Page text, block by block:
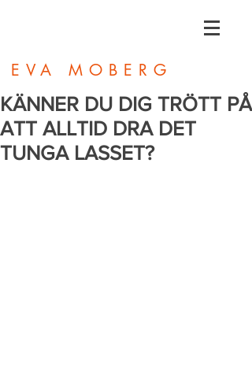
EVA MOBERG
KÄNNER DU DIG TRÖTT PÅ
ATT ALLTID DRA DET
TUNGA LASSET?